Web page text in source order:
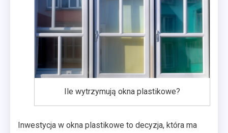
Ile wytrzymują okna plastikowe?
Inwestycja w okna plastikowe to decyzja, która ma